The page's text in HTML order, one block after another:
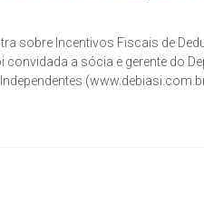
sobre Incentivos Fiscais de
a sócia e gerente do